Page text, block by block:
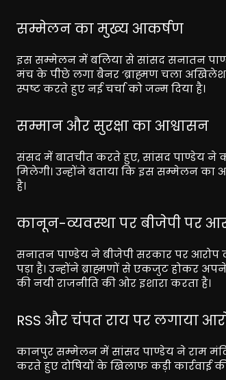
सम्मेलन का मुख्य आकर्षण
इस सम्मेलन में बलिया से सांसद सनातन
मंच के पीछे लगा बैनर ‘ब्राह्मण चला
स्पष्ट करते हुए नई चर्चा को जन्म दिया है।
सम्मान और सुरक्षा का आश्वासन
संसद में बातचीत करते हुए, सांसद पाण्डेय ने
मिलेगी। उन्होंने बताया कि इस सम्मेलन का
है।
कानून-व्यवस्था पर बीजेपी पर
सनातन पाण्डेय ने बीजेपी सरकार पर आरोप
पड़ा है। उन्होंने ब्राह्मणों से एकजुट होकर
की नयी राजनीति की ओर इशारा करता है।
RSS और चंपत राय पर लगाया
कानपुर सम्मेलन में सांसद पाण्डेय ने राम
करते हुए दोषियों के खिलाफ कड़ी कार्रवाई